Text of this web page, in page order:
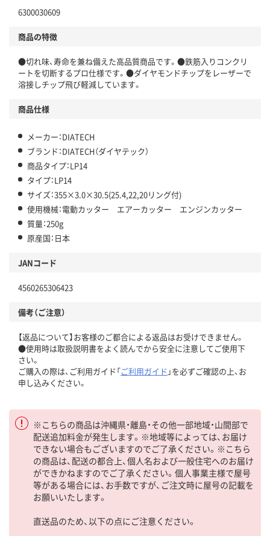
6300030609
商品の特徴
●切れ味、寿命を兼ね備えた高品質商品です。●鉄筋入りコンクリ
ートを切断するプロ仕様です。●ダイヤモンドチップをレーザーで
溶接しチップ飛び軽減しています。
商品仕様
メーカー：DIATECH
ブランド：DIATECH（ダイヤテック）
商品タイプ：LP14
タイプ：LP14
サイズ：355×3.0×30.5(25.4,22,20リング付)
使用機械：電動カッター エアーカッター エンジンカッター
質量：250g
原産国：日本
JANコード
4560265306423
備考（ご注意）
【返品について】お客様のご都合による返品はお受けできません。
●使用時は取扱説明書をよく読んでから安全に注意してご使用下
さい。
ご購入の際は、ご利用ガイド「ご利用ガイド 」を必ずご確認の上、お
申し込みください。
※こちらの商品は沖縄県・離島・その他一部地域・山間部で
配送追加料金が発生します。※地域等によっては、お届け
できない場合もございますのでご了承ください。※こちら
の商品は、配送の都合上、個人名および一般住宅へのお届け
ができかねますのでご了承ください。個人事業主様で屋号
等がある場合には、お手数ですが、ご注文時に屋号の記載を
お願いいたします。
直送品のため、以下の点にご注意ください。